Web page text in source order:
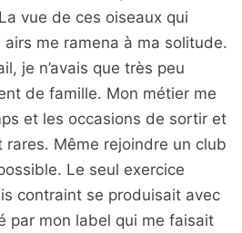
vue de ces oiseaux qui
airs me ramena à ma solitude.
je n’avais que très peu
de famille. Mon métier me
et les occasions de sortir et
rares. Même rejoindre un club
Le seul exercice
contraint se produisait avec
par mon label qui me faisait